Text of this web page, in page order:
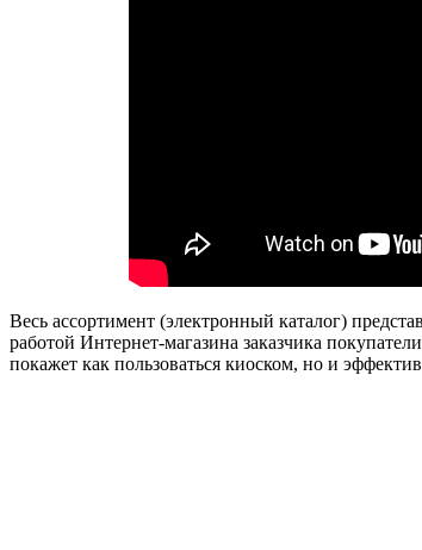
Весь ассортимент (электронный каталог)
работой Интернет-магазина заказчика
покажет как пользоваться киоском, но и